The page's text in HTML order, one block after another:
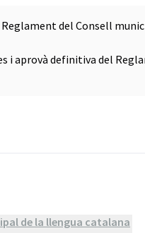
del Consell
i aprovà definitiva del
de la llengua catalana